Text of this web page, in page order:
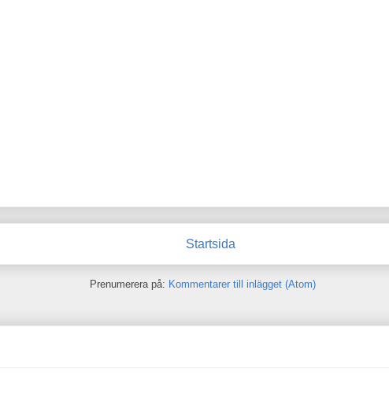
Startsida
Prenumerera på: Kommentarer till inlägget (Atom)